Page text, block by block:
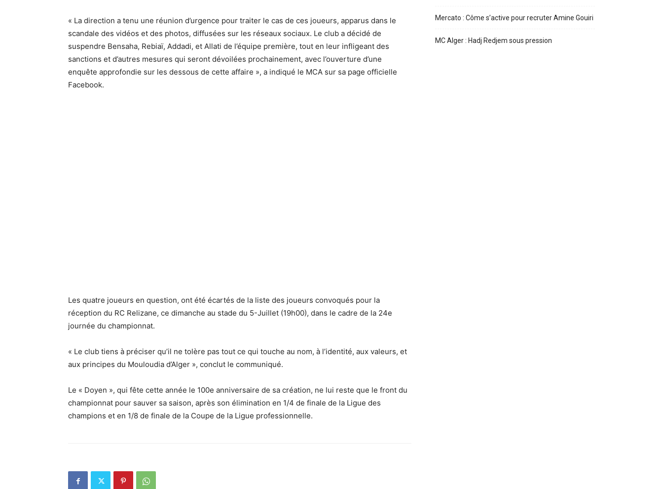
« La direction a tenu une réunion d’urgence pour traiter le cas de ces joueurs, apparus dans le
scandale des vidéos et des photos, diffusées sur les réseaux sociaux. Le club a décidé de
suspendre Bensaha, Rebiaï, Addadi, et Allati de l’équipe première, tout en leur infligeant des
sanctions et d’autres mesures qui seront dévoilées prochainement, avec l’ouverture d’une
enquête approfondie sur les dessous de cette affaire », a indiqué le MCA sur sa page officielle
Facebook.
Les quatre joueurs en question, ont été écartés de la liste des joueurs convoqués pour la
réception du RC Relizane, ce dimanche au stade du 5-Juillet (19h00), dans le cadre de la 24e
journée du championnat.
« Le club tiens à préciser qu’il ne tolère pas tout ce qui touche au nom, à l’identité, aux valeurs, et
aux principes du Mouloudia d’Alger », conclut le communiqué.
Le « Doyen », qui fête cette année le 100e anniversaire de sa création, ne lui reste que le front du
championnat pour sauver sa saison, après son élimination en 1/4 de finale de la Ligue des
champions et en 1/8 de finale de la Coupe de la Ligue professionnelle.
Mercato : Côme s’active pour recruter Amine Gouiri
MC Alger : Hadj Redjem sous pression